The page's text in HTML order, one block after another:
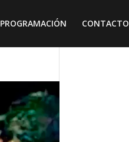
PROGRAMACIÓN CONTACTO